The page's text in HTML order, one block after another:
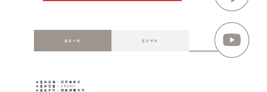
產品介紹 產品特色
★產品名稱：紅蔘養髮液
★產品容量：180ml
★產品系列：頭皮護理系列